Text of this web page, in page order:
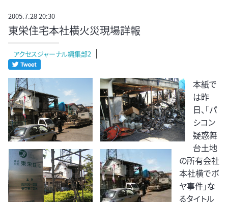
2005.7.28 20:30
東栄住宅本社横火災現場詳報
アクセスジャーナル編集部2
本紙で
は昨
日、「パ
シコン
疑惑舞
台土地
の所有会社
本社横でボ
ヤ事件」な
るタイトル